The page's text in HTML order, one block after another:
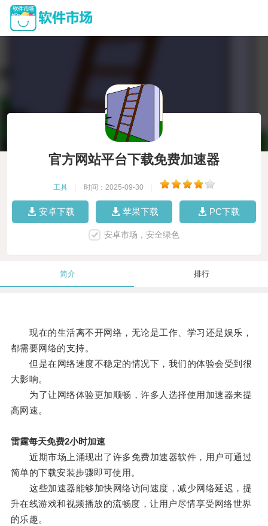
官方网站平台下载免费加速器
工具 时间：2025-09-30
安卓下载 苹果下载 PC下载
安卓市场，安全绿色
简介 排行
现在的生活离不开网络，无论是工作、学习还是娱乐，
都需要网络的支持。
但是在网络速度不稳定的情况下，我们的体验会受到很
大影响。
为了让网络体验更加顺畅，许多人选择使用加速器来提
高网速。
雷霆每天免费2小时加速
近期市场上涌现出了许多免费加速器软件，用户可通过
简单的下载安装步骤即可使用。
这些加速器能够加快网络访问速度，减少网络延迟，提
升在线游戏和视频播放的流畅度，让用户尽情享受网络世界
的乐趣。